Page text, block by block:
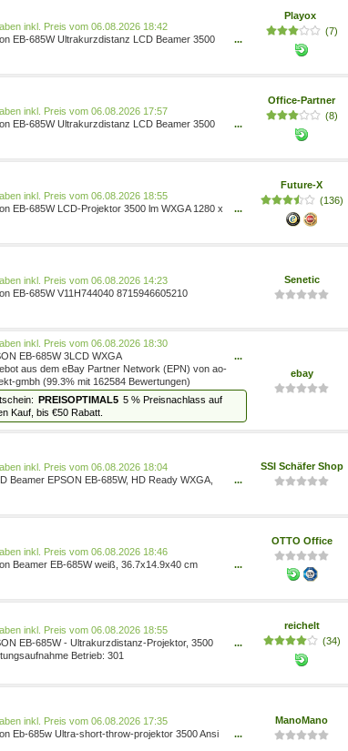
Preis vom 06.08.2026 18:42
EB-685W Ultrakurzdistanz LCD Beamer 3500
...
Playox
(7)
Preis vom 06.08.2026 17:57
EB-685W Ultrakurzdistanz LCD Beamer 3500
...
Office-Partner
(8)
Preis vom 06.08.2026 18:55
EB-685W LCD-Projektor 3500 lm WXGA 1280 x
...
Future-X
(136)
Preis vom 06.08.2026 14:23
EB-685W V11H744040 8715946605210
Senetic
Preis vom 06.08.2026 18:30
EB-685W 3LCD WXGA
1280x800 16:10 3500 Lumen
V11H744040
...
aus dem eBay Partner Network (EPN) von ao-
gmbh (99.3% mit 162584 Bewertungen)
PREISOPTIMAL5 5 % Preisnachlass auf
Kauf, bis €50 Rabatt.
ebay
Preis vom 06.08.2026 18:04
Beamer EPSON EB-685W, HD Ready WXGA,
...
SSI Schäfer Shop
Preis vom 06.08.2026 18:46
Beamer EB-685W weiß, 36.7x14.9x40 cm
...
OTTO Office
Preis vom 06.08.2026 18:55
EB-685W - Ultrakurzdistanz-Projektor, 3500
V11H744040
...
Betrieb: 301
reichelt
(34)
Preis vom 06.08.2026 17:35
Eb-685w Ultra-short-throw-projektor 3500 Ansi
...
ManoMano